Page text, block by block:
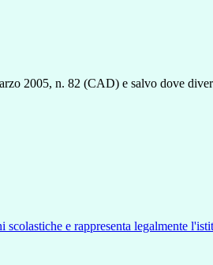
2005, n. 82 (CAD) e salvo dove
e rappresenta legalmente